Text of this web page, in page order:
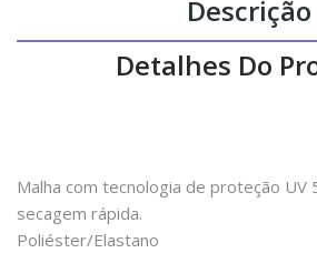
Descrição
Detalhes Do
Malha com tecnologia de proteção UV
secagem rápida.
Poliéster/Elastano